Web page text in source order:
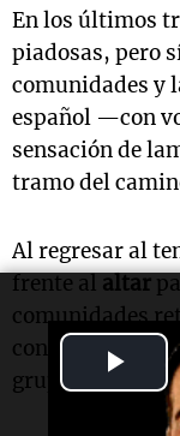
En los últimos
piadosas, pero
comunidades y
español —con
sensación de
tramo del
Al regresar al
frente al altar
comunidades
conservará
grupo en la